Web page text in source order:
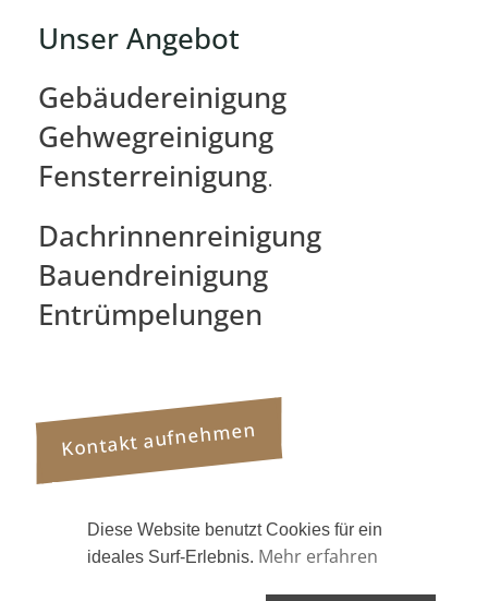
Unser Angebot
Gebäudereinigung
Gehwegreinigung
Fensterreinigung.
Dachrinnenreinigung
Bauendreinigung
Entrümpelungen
Kontakt aufnehmen
Diese Website benutzt Cookies für ein
ideales Surf-Erlebnis. Mehr erfahren